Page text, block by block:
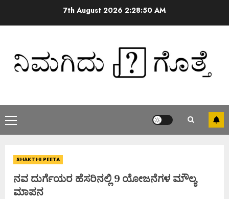
7th August 20262:28:51 AM
SHAKTHI PEETA
ನವ ದುರ್ಗೆಯರ ಹೆಸರಿನಲ್ಲಿ 9 ಯೋಜನೆಗಳ ಮೌಲ್ಯ
ಮಾಪನ